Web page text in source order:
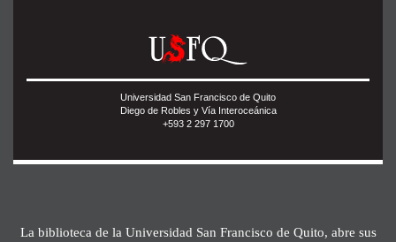
Universidad San Francisco de Quito
Diego de Robles y Vía Interoceánica
+593 2 297 1700
La biblioteca de la Universidad San Francisco de Quito, abre sus